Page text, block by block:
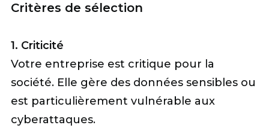
Critères de sélection
1. Criticité
Votre entreprise est critique pour la
société. Elle gère des données sensibles ou
est particulièrement vulnérable aux
cyberattaques.